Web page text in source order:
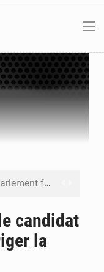
Congo : le Parlement formule 28 recommandations sur le Cadre budgétaire 2027-2029
Congo : Brazzaville se dote d’un plan d’action pour renforcer sa résilience climatique
Congo : la Grande foire agricole pour renforcer la souveraineté alimentaire
candidat
la